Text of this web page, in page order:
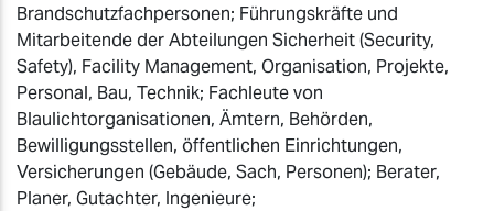
Brandschutzfachpersonen; Führungskräfte und
Mitarbeitende der Abteilungen Sicherheit (Security,
Safety), Facility Management, Organisation, Projekte,
Personal, Bau, Technik; Fachleute von
Blaulichtorganisationen, Ämtern, Behörden,
Bewilligungsstellen, öffentlichen Einrichtungen,
Versicherungen (Gebäude, Sach, Personen); Berater,
Planer, Gutachter, Ingenieure;